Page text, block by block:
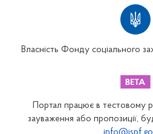
Закарпатське відділення
Власність Фонду соціального
Портал працює в тестовому
зауваження або пропозиції,